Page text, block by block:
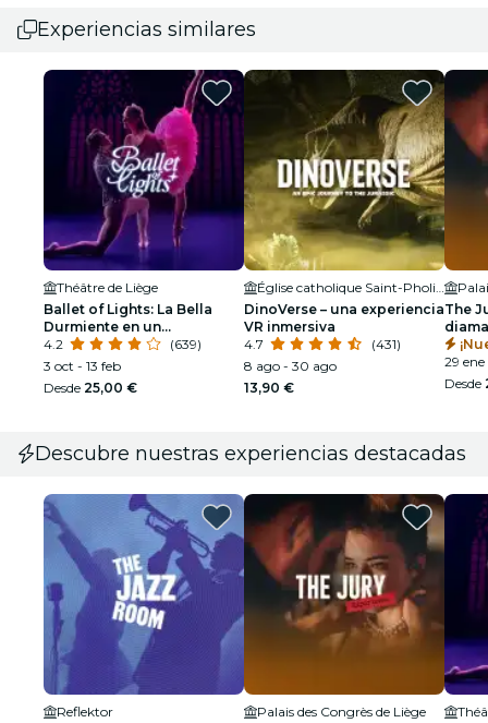
Experiencias similares
Théâtre de Liège
Ballet of Lights: La Bella
Durmiente en un
espectáculo deslumbrante
4.2
(639)
3 oct - 13 feb
Desde 25,00 €
DinoVerse – una experiencia
VR inmersiva
4.7
(431)
8 ago - 30 ago
13,90 €
The
29 ene
Desde
Descubre nuestras experiencias destacadas
Reflektor
Palais des Congrès de Liège